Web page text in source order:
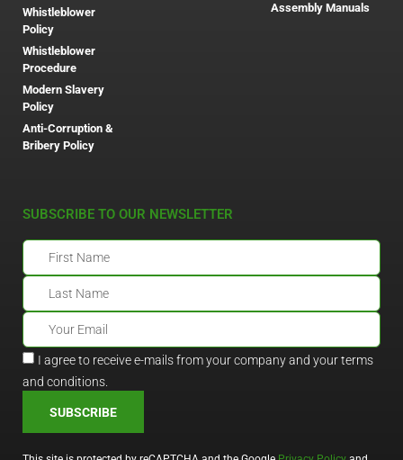
Whistleblower
Policy
Whistleblower
Procedure
Modern Slavery
Policy
Anti-Corruption &
Bribery Policy
Assembly Manuals
SUBSCRIBE TO OUR NEWSLETTER
I agree to receive e-mails from your company and your terms
and conditions.
SUBSCRIBE